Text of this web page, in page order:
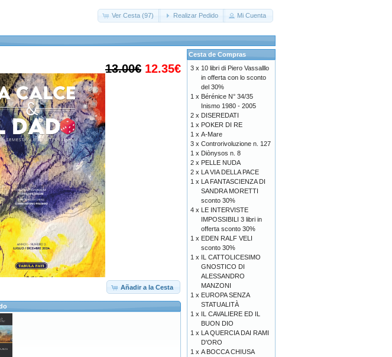
Ver Cesta (97) Realizar Pedido Mi Cuenta
13.00€ 12.35€
Añadir a la Cesta
Cesta de Compras
3 x 10 libri di Piero Vassalllo
in offerta con lo sconto
del 30%
1 x Bérénice N° 34/35
Inismo 1980 - 2005
2 x DISEREDATI
1 x POKER DI RE
1 x A-Mare
3 x Controrivoluzione n. 127
1 x Diònysos n. 8
2 x PELLE NUDA
2 x LA VIA DELLA PACE
1 x LA FANTASCIENZA DI
SANDRA MORETTI
sconto 30%
4 x LE INTERVISTE
IMPOSSIBILI 3 libri in
offerta sconto 30%
1 x EDEN RALF VELI
sconto 30%
1 x IL CATTOLICESIMO
GNOSTICO DI
ALESSANDRO
MANZONI
1 x EUROPA SENZA
STATUALITÀ
1 x IL CAVALIERE ED IL
BUON DIO
1 x LA QUERCIA DAI RAMI
D'ORO
1 x A BOCCA CHIUSA